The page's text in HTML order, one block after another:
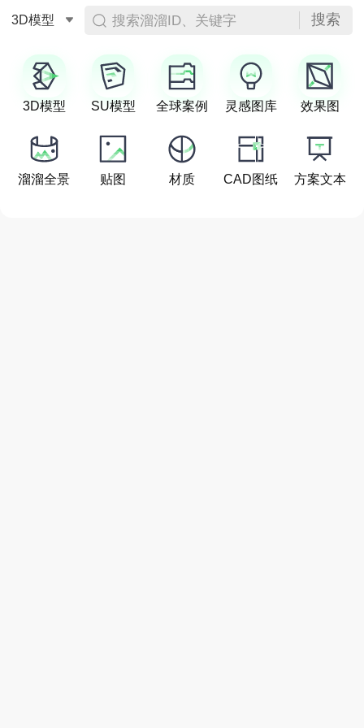
3D模型 搜索溜溜ID、关键字 搜索
3D模型 SU模型 全球案例 灵感图库 效果图
溜溜全景 贴图 材质 CAD图纸 方案文本